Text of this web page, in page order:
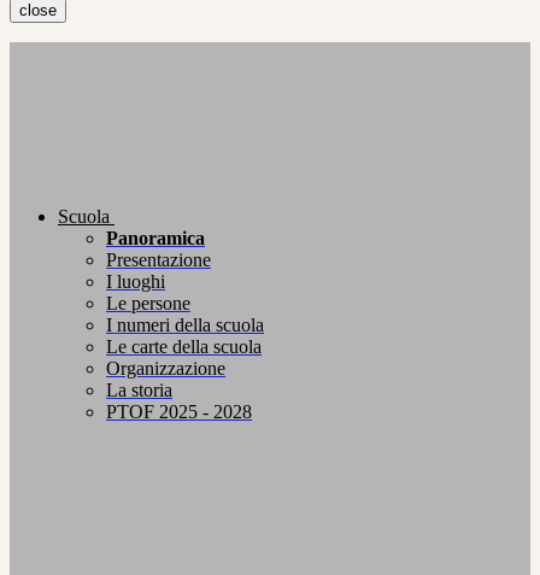
close
Scuola
Panoramica
Presentazione
I luoghi
Le persone
I numeri della scuola
Le carte della scuola
Organizzazione
La storia
PTOF 2025 - 2028